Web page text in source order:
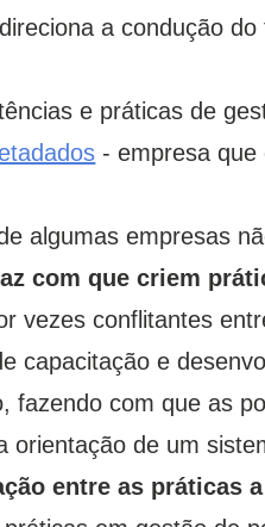
a condução
e práticas de
- empresa que
algumas empresas
com que criem
vezes conflitantes
capacitação e
fazendo com que as
orientação de um
entre as práticas